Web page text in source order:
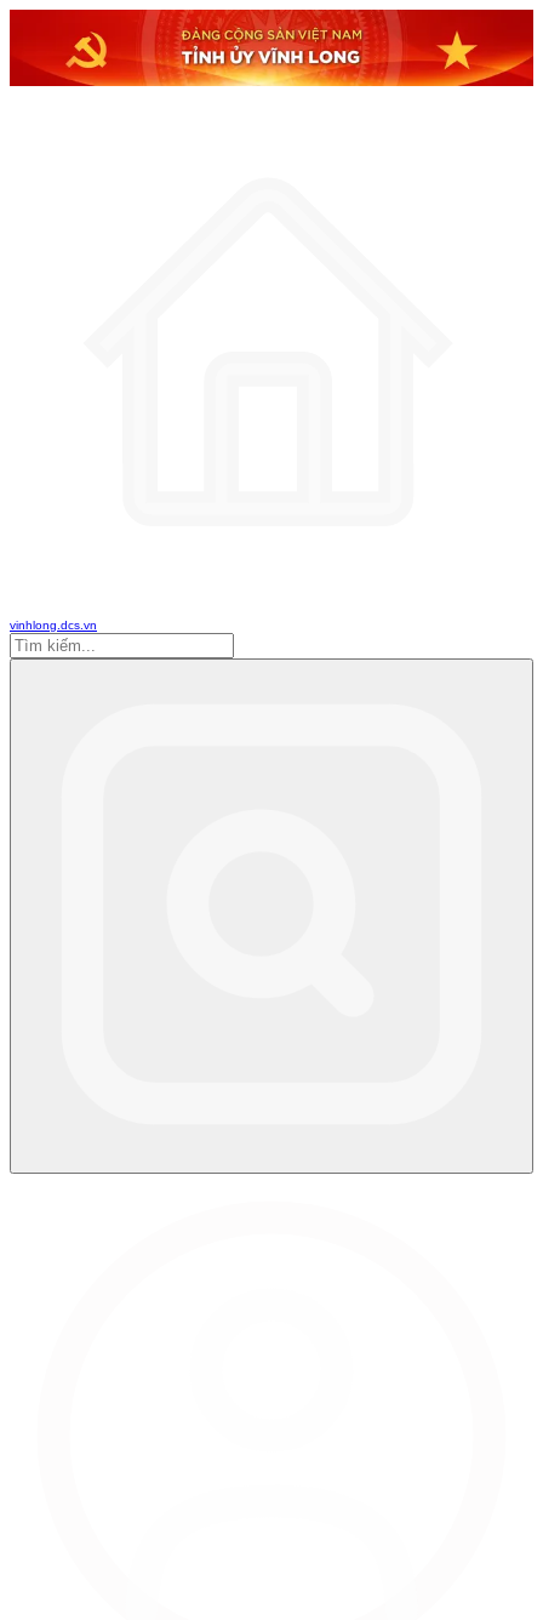
vinhlong.dcs.vn